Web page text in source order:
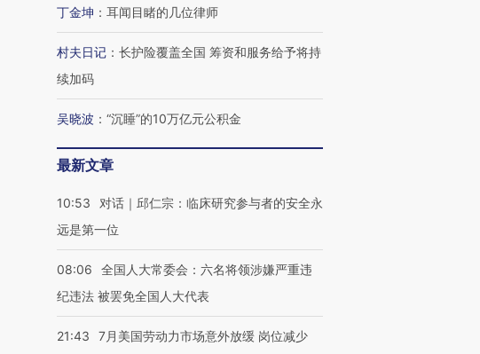
丁金坤 ： 耳闻目睹的几位律师
村夫日记 ： 长护险覆盖全国 筹资和服务给予将持
续加码
吴晓波 ： “沉睡”的10万亿元公积金
最新文章
10:53
对话｜邱仁宗：临床研究参与者的安全永
远是第一位
08:06
全国人大常委会：六名将领涉嫌严重违
纪违法 被罢免全国人大代表
21:43
7月美国劳动力市场意外放缓 岗位减少